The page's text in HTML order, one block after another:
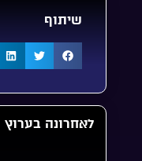
שיתוף
לאחרונה בערוץ